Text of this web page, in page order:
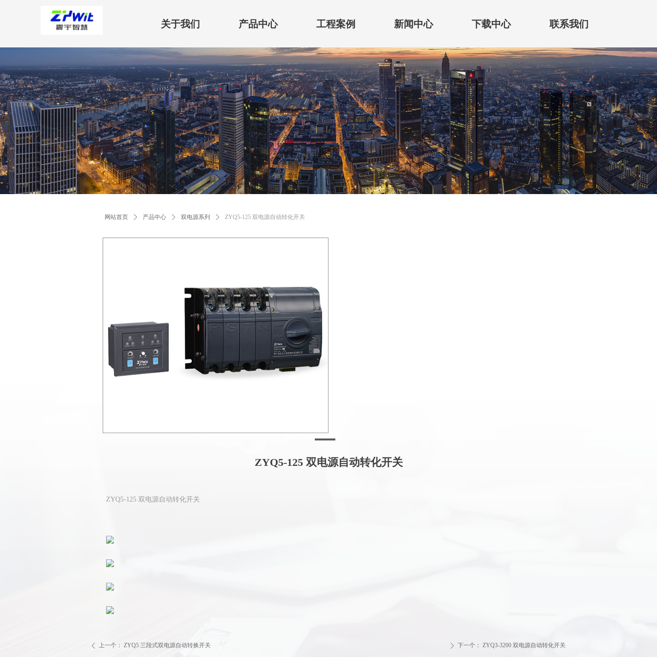
关于我们 产品中心 工程案例 新闻中心 下载中心 联系我们
网站首页 ꄲ 产品中心 ꄲ 双电源系列 ꄲ ZYQ5-125 双电源自动转化开关
ZYQ5-125 双电源自动转化开关
ZYQ5-125 双电源自动转化开关
ꄴ 上一个： ZYQ5 三段式双电源自动转换开关 ꄲ 下一个： ZYQ3-3200 双电源自动转化开关